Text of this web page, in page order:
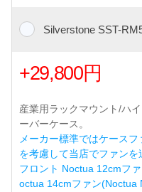
Silverstone SST-
+29,800円
産業用ラックマウント/ハ
ーバーケース。
メーカー標準ではケース
を考慮して当店でファンを
フロント Noctua 12cmフ
octua 14cmファン(Noctua